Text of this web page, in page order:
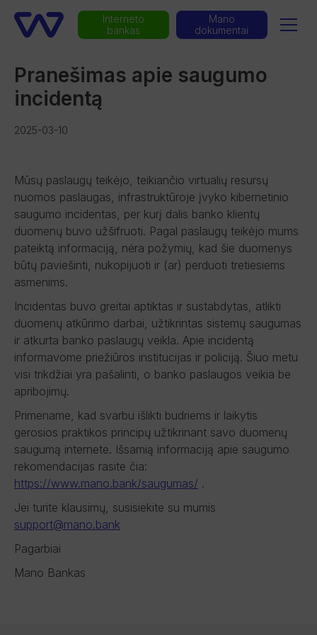
Interneto
bankas
Mano
dokumentai
Pranešimas apie saugumo
incidentą
2025-03-10
Mūsų paslaugų teikėjo, teikiančio virtualių resursų
nuomos paslaugas, infrastruktūroje įvyko kibernetinio
saugumo incidentas, per kurį dalis banko klientų
duomenų buvo užšifruoti. Pagal paslaugų teikėjo mums
pateiktą informaciją, nėra požymių, kad šie duomenys
būtų paviešinti, nukopijuoti ir (ar) perduoti tretiesiems
asmenims.
Incidentas buvo greitai aptiktas ir sustabdytas, atlikti
duomenų atkūrimo darbai, užtikrintas sistemų saugumas
ir atkurta banko paslaugų veikla. Apie incidentą
informavome priežiūros institucijas ir policiją. Šiuo metu
visi trikdžiai yra pašalinti, o banko paslaugos veikia be
apribojimų.
Primename, kad svarbu išlikti budriems ir laikytis
gerosios praktikos principų užtikrinant savo duomenų
saugumą internete. Išsamią informaciją apie saugumo
rekomendacijas rasite čia:
https://www.mano.bank/saugumas/ .
Jei turite klausimų, susisiekite su mumis
support@mano.bank
Pagarbiai
Mano Bankas